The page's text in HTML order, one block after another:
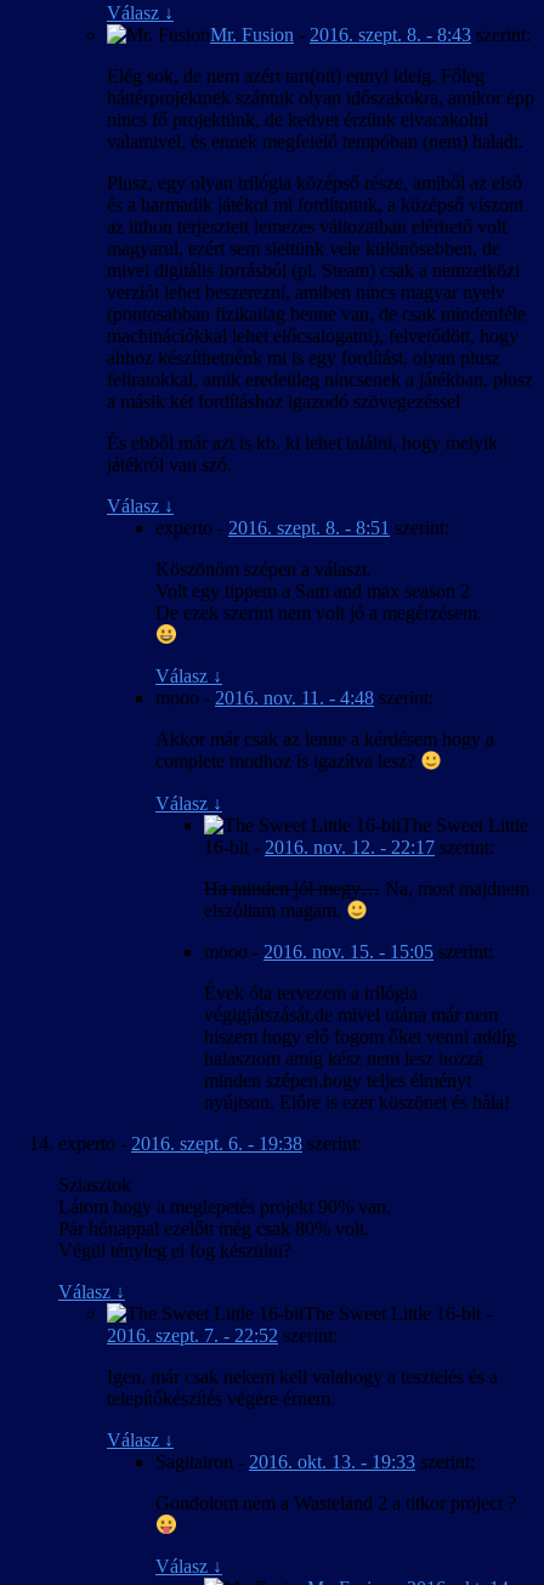
Válasz ↓
Mr. Fusion - 2016. szept. 8. - 8:43 szerint:
Elég sok, de nem azért tart(ott) ennyi ideig. Főleg
háttérprojektnek szántuk olyan időszakokra, amikor épp
nincs fő projektünk, de kedvet érzünk elvacakolni
valamivel, és ennek megfelelő tempóban (nem) haladt.
Plusz, egy olyan trilógia középső része, amiből az első
és a harmadik játékot mi fordítottuk, a középső viszont
az itthon terjesztett lemezes változatban elérhető volt
magyarul, ezért sem siettünk vele különösebben, de
mivel digitális forrásból (pl. Steam) csak a nemzetközi
verziót lehet beszerezni, amiben nincs magyar nyelv
(pontosabban fizikailag benne van, de csak mindenféle
machinációkkal lehet előcsalogatni), felvetődött, hogy
ahhoz készíthetnénk mi is egy fordítást, olyan plusz
feliratokkal, amik eredetileg nincsenek a játékban, plusz
a másik két fordításhoz igazodó szövegezéssel
És ebből már azt is kb. ki lehet találni, hogy melyik
játékról van szó.
Válasz ↓
experto - 2016. szept. 8. - 8:51 szerint:
Köszönöm szépen a választ.
Volt egy tippem a Sam and max season 2
De ezek szerint nem volt jó a megérzésem.
Válasz ↓
mooo - 2016. nov. 11. - 4:48 szerint:
Akkor már csak az lenne a kérdésem hogy a
complete modhoz is igazítva lesz?
Válasz ↓
The Sweet Little
16-bit - 2016. nov. 12. - 22:17 szerint:
Ha minden jól megy… Na, most majdnem
elszóltam magam.
mooo - 2016. nov. 15. - 15:05 szerint:
Évek óta tervezem a trilógia
végigjátszását,de mivel utána már nem
hiszem hogy elő fogom őket venni addíg
halasztom amíg kész nem lesz hozzá
minden szépen,hogy teljes élményt
nyújtson. Előre is ezer köszönet és hála!
experto - 2016. szept. 6. - 19:38 szerint:
Sziasztok
Látom hogy a meglepetés projekt 90% van.
Pár hónappal ezelőtt még csak 80% volt.
Végül tényleg el fog készülni?
Válasz ↓
The Sweet Little 16-bit -
2016. szept. 7. - 22:52 szerint:
Igen, már csak nekem kell valahogy a tesztelés és a
telepítőkészítés végére érnem.
Válasz ↓
Sagitairon - 2016. okt. 13. - 19:33 szerint:
Gondolom nem a Wasteland 2 a titkor project ?
Válasz ↓